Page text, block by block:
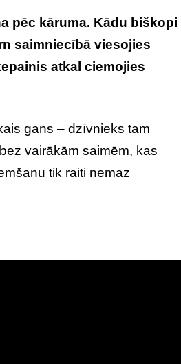
pēc kāruma. Kādu biškopi
saimniecībā viesojies
atkal ciemojies
gans – dzīvnieks tam
vairākām saimēm, kas
tik raiti nemaz